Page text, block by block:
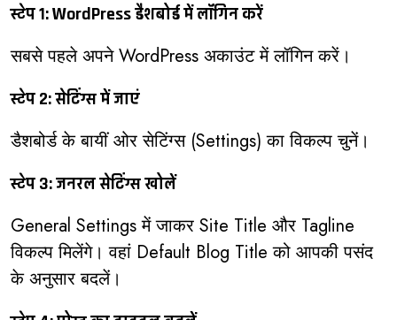
स्टेप 1: WordPress डैशबोर्ड में लॉगिन करें
सबसे पहले अपने WordPress अकाउंट में लॉगिन करें।
स्टेप 2: सेटिंग्स में जाएं
डैशबोर्ड के बायीं ओर सेटिंग्स (Settings) का विकल्प चुनें।
स्टेप 3: जनरल सेटिंग्स खोलें
General Settings में जाकर Site Title और Tagline
विकल्प मिलेंगे। वहां Default Blog Title को आपकी पसंद
के अनुसार बदलें।